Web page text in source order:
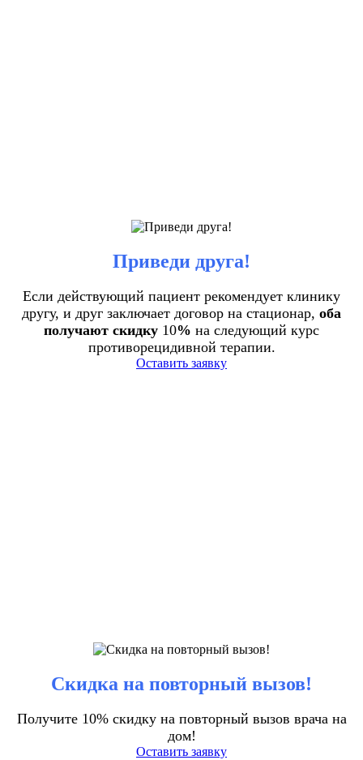
Приведи друга!
Если действующий пациент рекомендует клинику
другу, и друг заключает договор на стационар, оба
получают скидку 10% на следующий курс
противорецидивной терапии.
Оставить заявку
Скидка на повторный вызов!
Получите 10% скидку на повторный вызов врача на
дом!
Оставить заявку